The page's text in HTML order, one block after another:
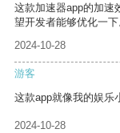
这款加速器app的加速
望开发者能够优化一下
2024-10-28
游客
这款app就像我的娱乐
2024-10-28